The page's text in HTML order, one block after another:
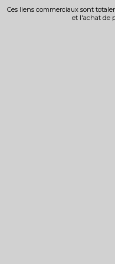
Ces liens commerciaux sont
et l'achat de